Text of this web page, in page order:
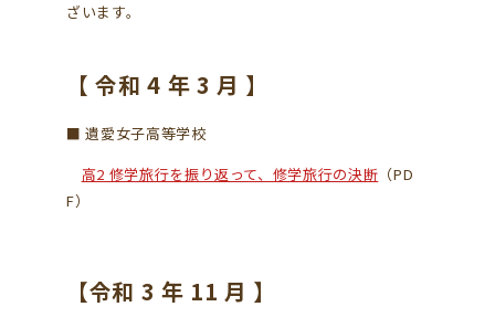
ざいます。
【 令和 4 年 3 月 】
■ 遺愛女子高等学校
高2 修学旅行を振り返って、修学旅行の決断 （PD
F）
【令和 3 年 11 月 】